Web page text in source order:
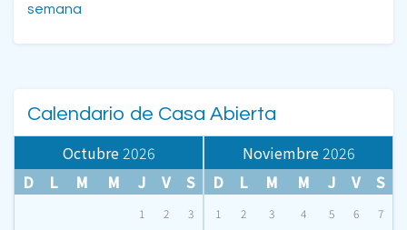
semana
Calendario de Casa Abierta
Octubre2026
D
L M M J V S
1 2 3
Noviembre2026
D
L M M J V S
1 2 3 4 5 6 7